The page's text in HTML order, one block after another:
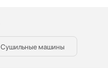
Сушильные машины